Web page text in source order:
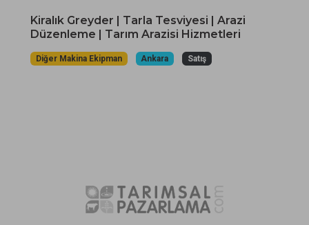
Kiralık Greyder | Tarla Tesviyesi | Arazi
Düzenleme | Tarım Arazisi Hizmetleri
Diğer Makina Ekipman Ankara Satış